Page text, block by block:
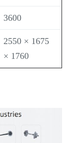
3600
2550 × 1675
× 1760